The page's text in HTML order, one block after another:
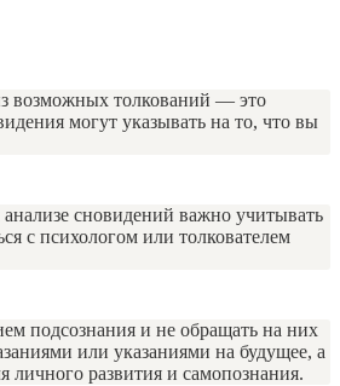
возможных толкований — это
могут указывать на то, что вы
сновидений важно учитывать
с психологом или толкователем
подсознания и не обращать на них
или указаниями на будущее, а
развития и самопознания.